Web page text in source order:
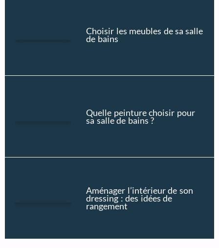
Choisir les meubles de sa salle
de bains
Quelle peinture choisir pour
sa salle de bains ?
Aménager l’intérieur de son
dressing : des idées de
rangement